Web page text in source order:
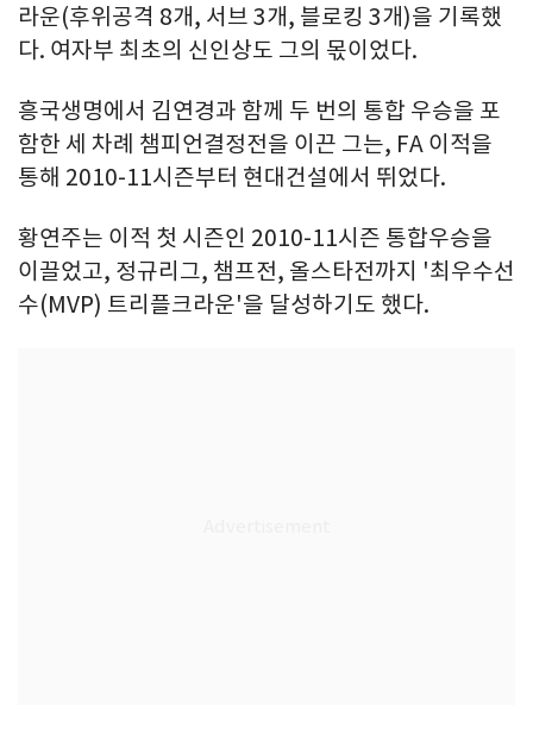
라운(후위공격 8개, 서브 3개, 블로킹 3개)을 기록했
다. 여자부 최초의 신인상도 그의 몫이었다.
흥국생명에서 김연경과 함께 두 번의 통합 우승을 포
함한 세 차례 챔피언결정전을 이끈 그는, FA 이적을
통해 2010-11시즌부터 현대건설에서 뛰었다.
황연주는 이적 첫 시즌인 2010-11시즌 통합우승을
이끌었고, 정규리그, 챔프전, 올스타전까지 '최우수선
수(MVP) 트리플크라운'을 달성하기도 했다.